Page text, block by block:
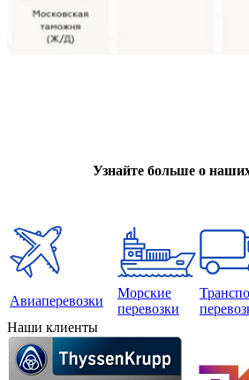
Узнайте больше о
Авиаперевозки
Морские
перевозки
Наши клиенты